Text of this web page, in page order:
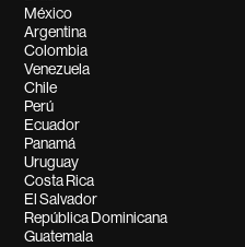
México
Argentina
Colombia
Venezuela
Chile
Perú
Ecuador
Panamá
Uruguay
Costa Rica
El Salvador
República Dominicana
Guatemala